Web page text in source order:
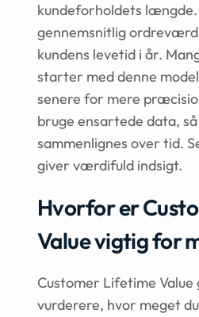
kundeforholdets
gennemsnitlig
kundens levetid i år.
starter med denne
senere for mere
bruge ensartede data, så
sammenlignes over tid.
giver værdifuld indsigt.
Hvorfor er
Value vigtig for
Customer Lifetime
vurderere, hvor meget